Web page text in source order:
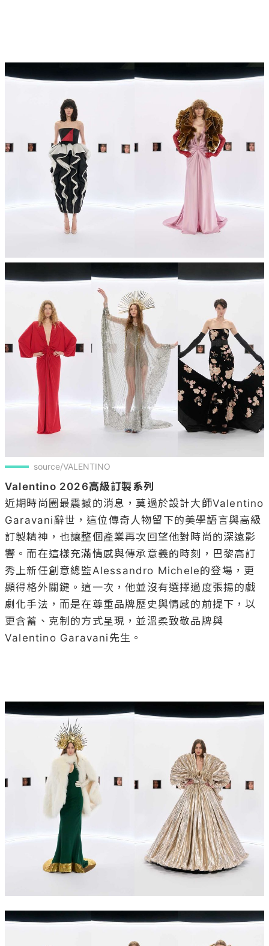
source/VALENTINO
Valentino 2026高級訂製系列
近期時尚圈最震撼的消息，莫過於設計大師Valentino
Garavani辭世，這位傳奇人物留下的美學語言與高級
訂製精神，也讓整個產業再次回望他對時尚的深遠影
響。而在這樣充滿情感與傳承意義的時刻，巴黎高訂
秀上新任創意總監Alessandro Michele的登場，更
顯得格外關鍵。這一次，他並沒有選擇過度張揚的戲
劇化手法，而是在尊重品牌歷史與情感的前提下，以
更含蓄、克制的方式呈現，並溫柔致敬品牌與
Valentino Garavani先生。